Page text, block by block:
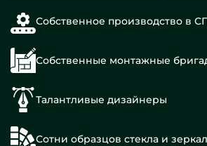
Собственное производство в
Собственные монтажные
Талантливые дизайнеры
Сотни образцов стекла и зеркал